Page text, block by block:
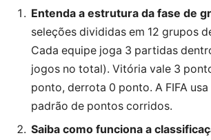
Entenda a estrutura da fase de
seleções divididas em 12 grupos
Cada equipe joga 3 partidas
jogos no total). Vitória vale 3
ponto, derrota 0 ponto. A FIFA
padrão de pontos corridos.
Saiba como funciona a